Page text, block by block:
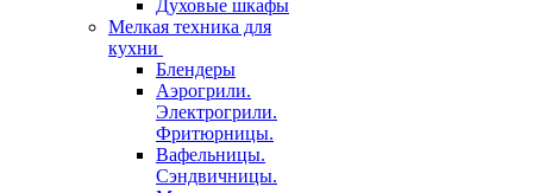
Духовые шкафы
Мелкая техника для
кухни
Блендеры
Аэрогрили.
Электрогрили.
Фритюрницы.
Вафельницы.
Сэндвичницы.